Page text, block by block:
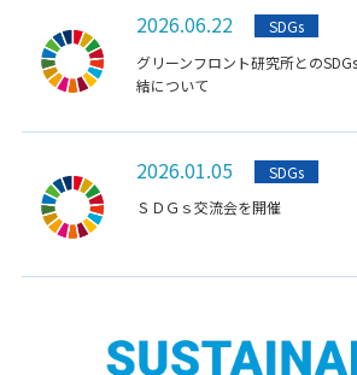
2026.06.22
SDGs
グリーンフロント研究所との
結について
2026.01.05
SDGs
ＳＤＧｓ交流会を開催